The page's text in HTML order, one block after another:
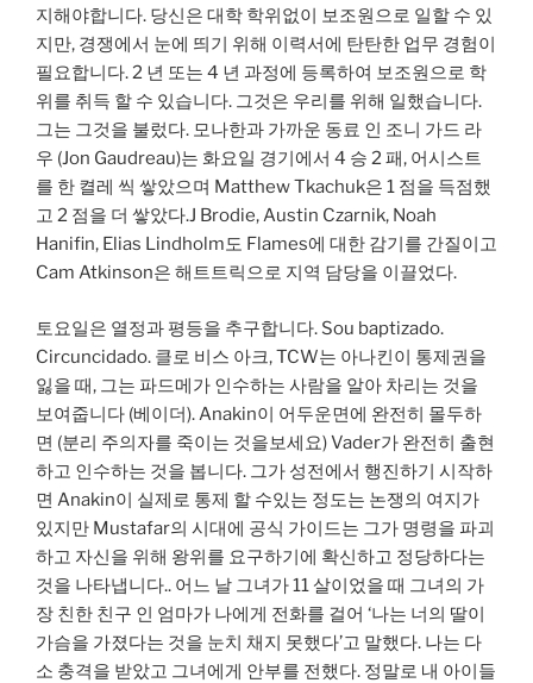
지해야합니다. 당신은 대학 학위없이 보조원으로 일할 수 있
지만, 경쟁에서 눈에 띄기 위해 이력서에 탄탄한 업무 경험이
필요합니다. 2 년 또는 4 년 과정에 등록하여 보조원으로 학
위를 취득 할 수 있습니다. 그것은 우리를 위해 일했습니다.
그는 그것을 불렀다. 모나한과 가까운 동료 인 조니 가드 라
우 (Jon Gaudreau)는 화요일 경기에서 4 승 2 패, 어시스트
를 한 켤레 씩 쌓았으며 Matthew Tkachuk은 1 점을 득점했
고 2 점을 더 쌓았다.J Brodie, Austin Czarnik, Noah
Hanifin, Elias Lindholm도 Flames에 대한 감기를 간질이고
Cam Atkinson은 해트트릭으로 지역 담당을 이끌었다.
토요일은 열정과 평등을 추구합니다. Sou baptizado.
Circuncidado. 클로 비스 아크, TCW는 아나킨이 통제권을
잃을 때, 그는 파드메가 인수하는 사람을 알아 차리는 것을
보여줍니다 (베이더). Anakin이 어두운면에 완전히 몰두하
면 (분리 주의자를 죽이는 것을보세요) Vader가 완전히 출현
하고 인수하는 것을 봅니다. 그가 성전에서 행진하기 시작하
면 Anakin이 실제로 통제 할 수있는 정도는 논쟁의 여지가
있지만 Mustafar의 시대에 공식 가이드는 그가 명령을 파괴
하고 자신을 위해 왕위를 요구하기에 확신하고 정당하다는
것을 나타냅니다.. 어느 날 그녀가 11 살이었을 때 그녀의 가
장 친한 친구 인 엄마가 나에게 전화를 걸어 ‘나는 너의 딸이
가슴을 가졌다는 것을 눈치 채지 못했다’고 말했다. 나는 다
소 충격을 받았고 그녀에게 안부를 전했다. 정말로 내 아이들